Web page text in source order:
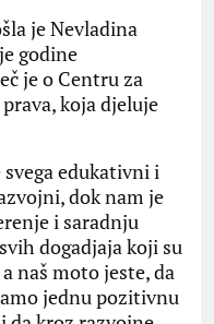
je Nevladina
godine
je o Centru za
koja djeluje
edukativni i
dok nam je
i saradnju
dogadjaja koji su
naš moto jeste, da
jednu pozitivnu